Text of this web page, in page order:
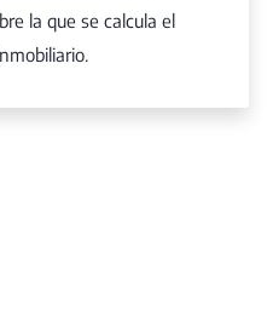
la que se calcula el